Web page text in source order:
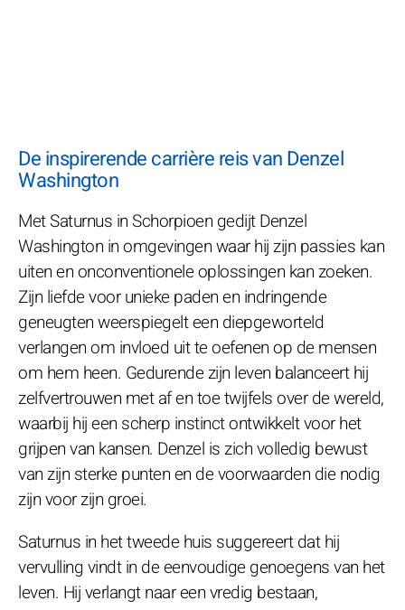
De inspirerende carrière reis van Denzel
Washington
Met Saturnus in Schorpioen gedijt Denzel
Washington in omgevingen waar hij zijn passies kan
uiten en onconventionele oplossingen kan zoeken.
Zijn liefde voor unieke paden en indringende
geneugten weerspiegelt een diepgeworteld
verlangen om invloed uit te oefenen op de mensen
om hem heen. Gedurende zijn leven balanceert hij
zelfvertrouwen met af en toe twijfels over de wereld,
waarbij hij een scherp instinct ontwikkelt voor het
grijpen van kansen. Denzel is zich volledig bewust
van zijn sterke punten en de voorwaarden die nodig
zijn voor zijn groei.
Saturnus in het tweede huis suggereert dat hij
vervulling vindt in de eenvoudige genoegens van het
leven. Hij verlangt naar een vredig bestaan,